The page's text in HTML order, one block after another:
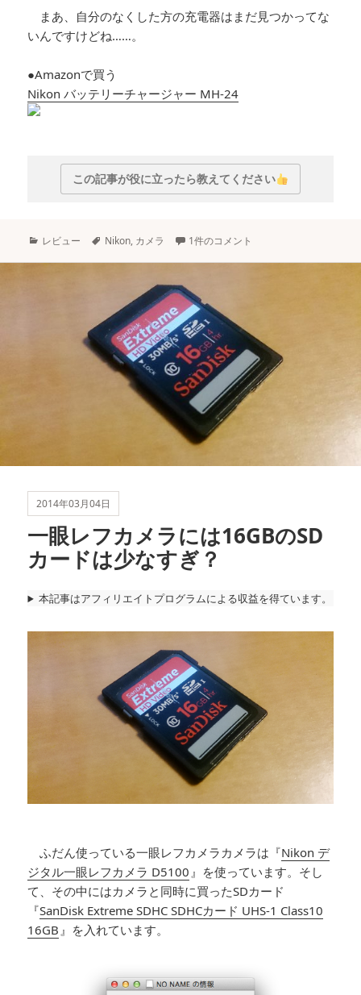
まあ、自分のなくした方の充電器はまだ見つかってな
いんですけどね……。
●Amazonで買う
Nikon バッテリーチャージャー MH-24
この記事が役に立ったら教えてください
カ
ゴ
レビュー
タ
Nikon, カメラ 1件のコメント
2014年03月04日
一眼レフカメラには16GBのSD
カードは少なすぎ？
本記事はアフィリエイトプログラムによる収益を得ています。
ふだん使っている一眼レフカメラカメラは『Nikon デ
ジタル一眼レフカメラ D5100 』を使っています。そし
て、その中にはカメラと同時に買ったSDカード
『SanDisk Extreme SDHC SDHCカード UHS-1 Class10
16GB 』を入れています。